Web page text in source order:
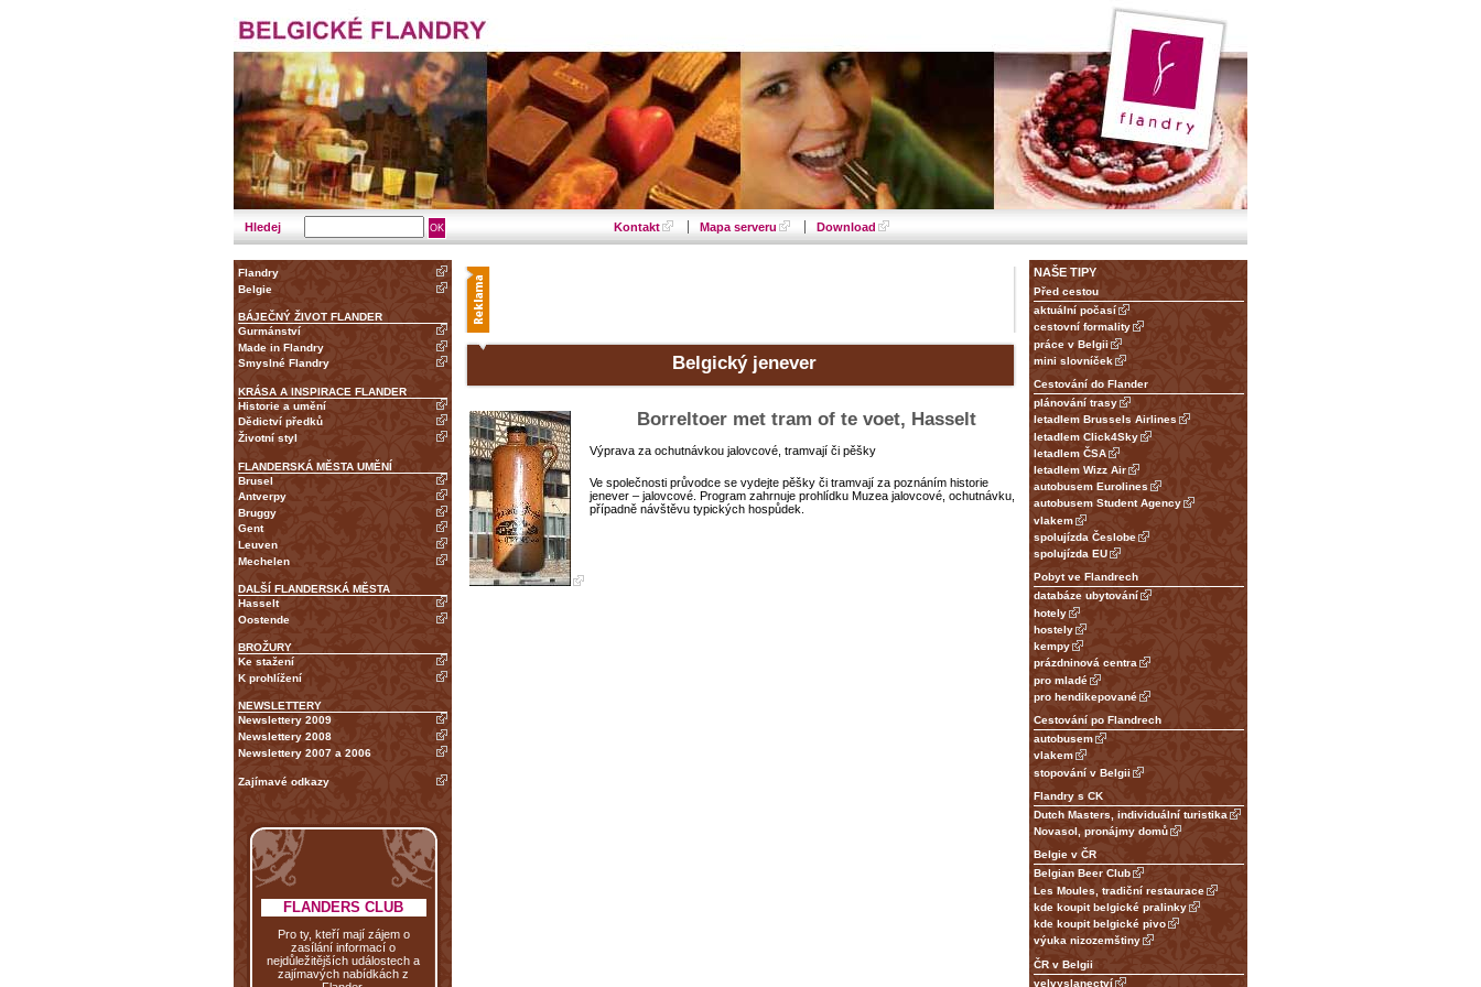
Hledej Kontakt Mapa serveru Download
Flandry
Belgie
BÁJEČNÝ ŽIVOT FLANDER
Gurmánství
Made in Flandry
Smyslné Flandry
KRÁSA A INSPIRACE FLANDER
Historie a umění
Dědictví předků
Životní styl
FLANDERSKÁ MĚSTA UMĚNÍ
Brusel
Antverpy
Bruggy
Gent
Leuven
Mechelen
DALŠÍ FLANDERSKÁ MĚSTA
Hasselt
Oostende
BROŽURY
Ke stažení
K prohlížení
NEWSLETTERY
Newslettery 2009
Newslettery 2008
Newslettery 2007 a 2006
Zajímavé odkazy
FLANDERS CLUB
Pro ty, kteří mají zájem o
zasílání informací o
nejdůležitějších událostech a
zajímavých nabídkách z
Belgický jenever
Borreltoer met tram of te voet, Hasselt
Výprava za ochutnávkou jalovcové, tramvají či pěšky
Ve společnosti průvodce se vydejte pěšky či tramvají za poznáním historie
jenever – jalovcové. Program zahrnuje prohlídku Muzea jalovcové, ochutnávku,
případně návštěvu typických hospůdek.
NAŠE TIPY
Před cestou
aktuální počasí
cestovní formality
práce v Belgii
mini slovníček
Cestování do Flander
plánování trasy
letadlem Brussels Airlines
letadlem Click4Sky
letadlem ČSA
letadlem Wizz Air
autobusem Eurolines
autobusem Student Agency
vlakem
spolujízda Česlobe
spolujízda EU
Pobyt ve Flandrech
databáze ubytování
hotely
hostely
kempy
prázdninová centra
pro mladé
pro hendikepované
Cestování po Flandrech
autobusem
vlakem
stopování v Belgii
Flandry s CK
Dutch Masters, individuální turistika
Novasol, pronájmy domů
Belgie v ČR
Belgian Beer Club
Les Moules, tradiční restaurace
kde koupit belgické pralinky
kde koupit belgické pivo
výuka nizozemštiny
ČR v Belgii
velvyslanectví